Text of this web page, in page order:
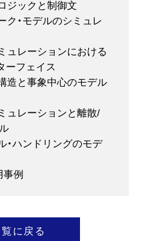
ジックと制御文
ク・モデルのシミュレ
ュレーションにおける
ーフェイス
造と事象中心のモデル
ュレーションと離散/
・ハンドリングのモデ
例
に戻る